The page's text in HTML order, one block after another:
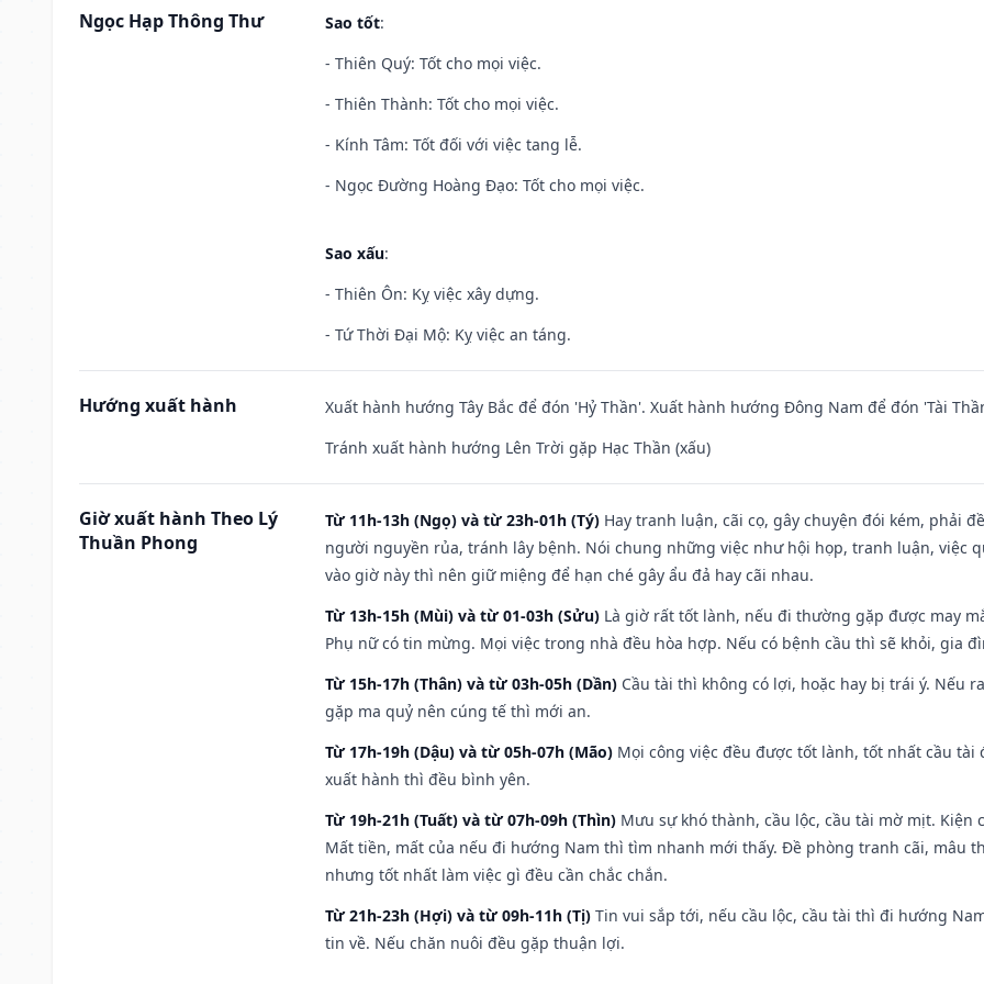
Ngọc Hạp Thông Thư Sao tốt:
- Thiên Quý: Tốt cho mọi việc.
- Thiên Thành: Tốt cho mọi việc.
- Kính Tâm: Tốt đối với việc tang lễ.
- Ngọc Đường Hoàng Đạo: Tốt cho mọi việc.
Sao xấu:
- Thiên Ôn: Kỵ việc xây dựng.
- Tứ Thời Đại Mộ: Kỵ việc an táng.
Hướng xuất hành
Xuất hành hướng Tây Bắc để đón 'Hỷ Thần'. Xuất hành hướng Đông Nam để đón 'Tài
Tránh xuất hành hướng Lên Trời gặp Hạc Thần (xấu)
Giờ xuất hành Theo Lý
Thuần Phong
Từ 11h-13h (Ngọ) và từ 23h-01h (Tý) Hay tranh luận, cãi cọ, gây chuyện đói kém, phải
người nguyền rủa, tránh lây bệnh. Nói chung những việc như hội họp, tranh luận, việc
vào giờ này thì nên giữ miệng để hạn ché gây ẩu đả hay cãi nhau.
Từ 13h-15h (Mùi) và từ 01-03h (Sửu) Là giờ rất tốt lành, nếu đi thường gặp được may
Phụ nữ có tin mừng. Mọi việc trong nhà đều hòa hợp. Nếu có bệnh cầu thì sẽ khỏi, gia
Từ 15h-17h (Thân) và từ 03h-05h (Dần) Cầu tài thì không có lợi, hoặc hay bị trái ý. Nếu
gặp ma quỷ nên cúng tế thì mới an.
Từ 17h-19h (Dậu) và từ 05h-07h (Mão) Mọi công việc đều được tốt lành, tốt nhất cầu
xuất hành thì đều bình yên.
Từ 19h-21h (Tuất) và từ 07h-09h (Thìn) Mưu sự khó thành, cầu lộc, cầu tài mờ mịt.
Mất tiền, mất của nếu đi hướng Nam thì tìm nhanh mới thấy. Đề phòng tranh cãi, mâu
nhưng tốt nhất làm việc gì đều cần chắc chắn.
Từ 21h-23h (Hợi) và từ 09h-11h (Tị) Tin vui sắp tới, nếu cầu lộc, cầu tài thì đi hướng
tin về. Nếu chăn nuôi đều gặp thuận lợi.